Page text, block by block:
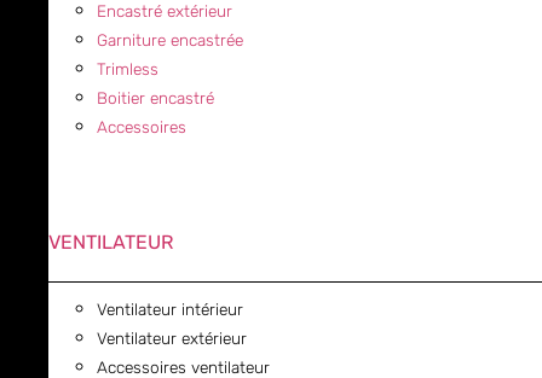
Encastré extérieur
Garniture encastrée
Trimless
Boitier encastré
Accessoires
VENTILATEUR
Ventilateur intérieur
Ventilateur extérieur
Accessoires ventilateur